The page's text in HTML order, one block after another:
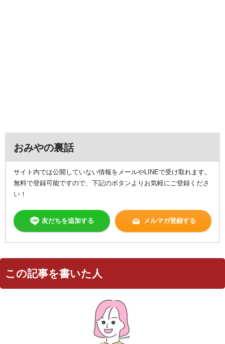
おみやの裏話
サイト内では公開していない情報をメールやLINEで受け取れます。
無料で登録可能ですので、下記のボタンよりお気軽にご登録くださ
い！
友だちを追加する メルマガ登録する
この記事を書いた人